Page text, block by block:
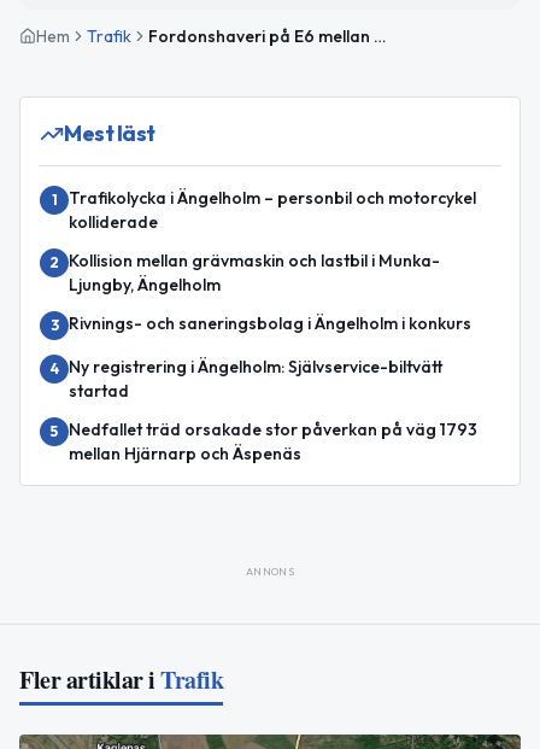
Hem Trafik Fordonshaveri på E6 mellan Höja och N Varalöv påverkar trafiken
Mest läst
1
Trafikolycka i Ängelholm – personbil och motorcykel
kolliderade
2
Kollision mellan grävmaskin och lastbil i Munka-
Ljungby, Ängelholm
3 Rivnings- och saneringsbolag i Ängelholm i konkurs
4
Ny registrering i Ängelholm: Självservice-biltvätt
startad
5
Nedfallet träd orsakade stor påverkan på väg 1793
mellan Hjärnarp och Äspenäs
ANNONS
Fler artiklar iTrafik